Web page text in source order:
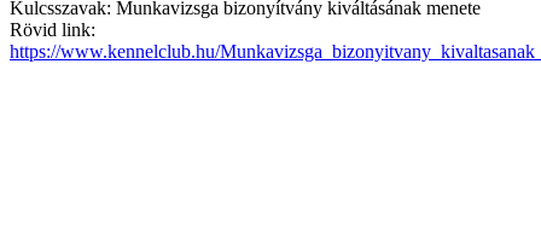
Kulcsszavak: Munkavizsga bizonyítvány kiváltásának menete
Rövid link:
https://www.kennelclub.hu/